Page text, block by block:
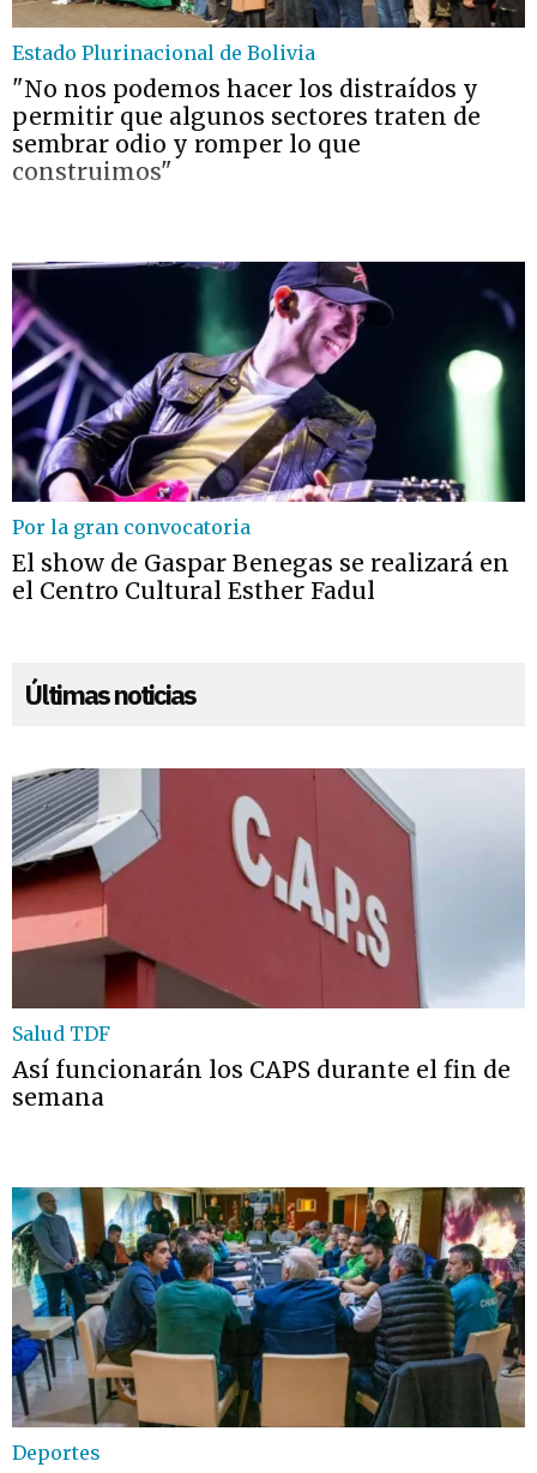
Estado Plurinacional de Bolivia
"No nos podemos hacer los distraídos y
permitir que algunos sectores traten de
sembrar odio y romper lo que
construimos"
Por la gran convocatoria
El show de Gaspar Benegas se realizará en
el Centro Cultural Esther Fadul
Últimas noticias
Salud TDF
Así funcionarán los CAPS durante el fin de
semana
Deportes